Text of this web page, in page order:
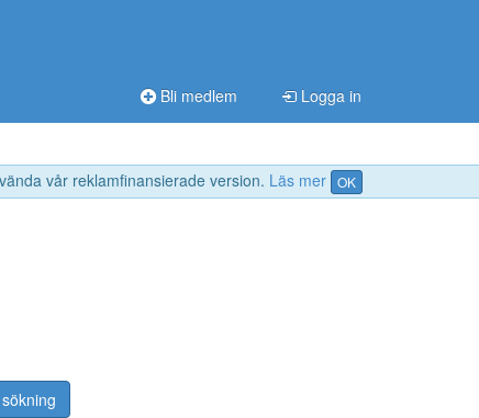
vår reklamfinansierade version. Läs mer OK
Bli medlem Logga in